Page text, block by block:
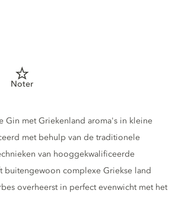
Noter
Gin met Griekenland aroma's in kleine
met behulp van de traditionele
van hooggekwalificeerde
buitengewoon complexe Griekse land
overheerst in perfect evenwicht met het